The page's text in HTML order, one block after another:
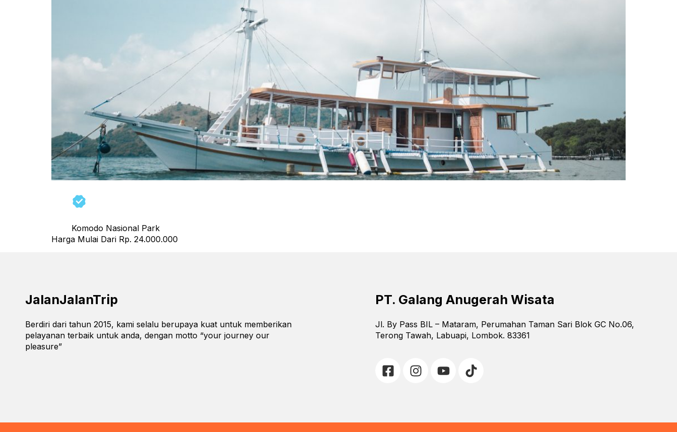
Komodo Nasional Park
Harga Mulai Dari Rp. 24.000.000
JalanJalanTrip
Berdiri dari tahun 2015, kami selalu berupaya kuat untuk memberikan
pelayanan terbaik untuk anda, dengan motto “your journey our
pleasure”
PT. Galang Anugerah Wisata
Jl. By Pass BIL – Mataram, Perumahan Taman Sari Blok GC No.06,
Terong Tawah, Labuapi, Lombok. 83361